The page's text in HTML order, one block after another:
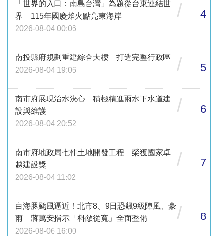
「世界的入口：南島台灣」為題從台東連結世
界 115年國慶焰火點亮東海岸
2026-08-04 00:06
/ 4
南投縣府規劃重建綜合大樓 打造完整行政區
2026-08-04 19:06
/ 5
南市府展現治水決心 積極精進雨水下水道建
設與維護
2026-08-04 20:52
/ 6
南市府地政局七件土地開發工程 榮獲國家卓
越建設獎
2026-08-04 11:02
/ 7
白海豚颱風逼近！北市8、9日恐飆9級陣風、豪
雨 蔣萬安指示「料敵從寬」全面整備
2026-08-06 16:00
/ 8